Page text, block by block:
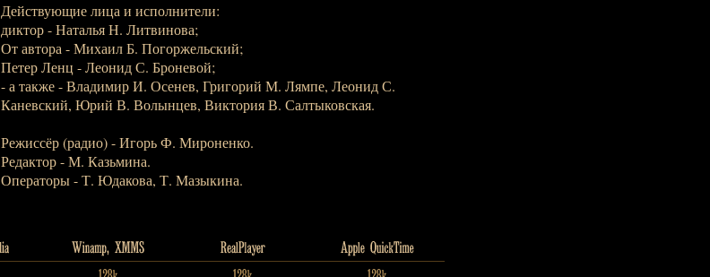
Действующие лица и исполнители:
диктор - Наталья Н. Литвинова;
От автора - Михаил Б. Погоржельский;
Петер Ленц - Леонид С. Броневой;
- а также - Владимир И. Осенев, Григорий М. Лямпе, Леонид С.
Каневский, Юрий В. Волынцев, Виктория В. Салтыковская.
Режиссёр (радио) - Игорь Ф. Мироненко.
Редактор - М. Казьмина.
Операторы - Т. Юдакова, Т. Мазыкина.